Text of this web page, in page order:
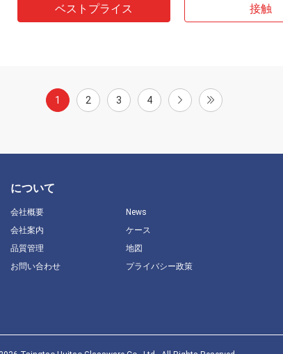
ベストプライス 接触
1 2 3 4
について
会社概要
会社案内
品質管理
お問い合わせ
News
ケース
地図
プライバシー政策